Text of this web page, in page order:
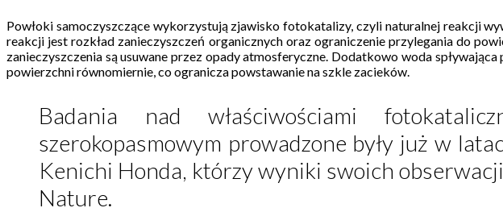
Powłoki samoczyszczące wykorzystują zjawisko fotokatalizy, czyli naturalnej reakcji
reakcji jest rozkład zanieczyszczeń organicznych oraz ograniczenie przylegania do
zanieczyszczenia są usuwane przez opady atmosferyczne. Dodatkowo woda
powierzchni równomiernie, co ogranicza powstawanie na szkle zacieków.
Badania nad właściwościami
szerokopasmowym prowadzone były już w
Kenichi Honda, którzy wyniki swoich
Nature.